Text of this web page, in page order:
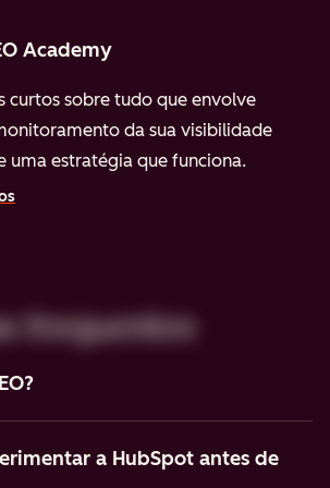
Academy
curtos sobre tudo que envolve
da sua visibilidade
uma estratégia que funciona.
frequentes
a HubSpot antes de